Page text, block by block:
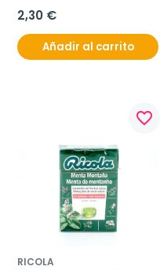
2,30 €
Añadir al carrito
favorite_border
RICOLA